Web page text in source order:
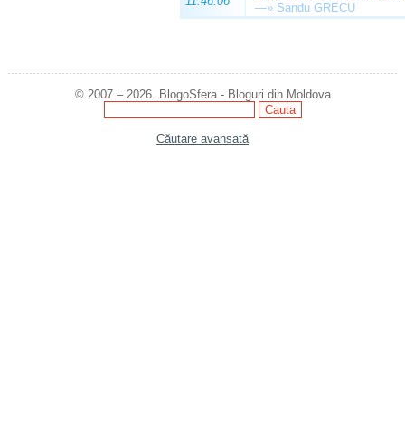
—» Sandu GRECU
© 2007 – 2026. BlogoSfera - Bloguri din Moldova
Căutare avansată